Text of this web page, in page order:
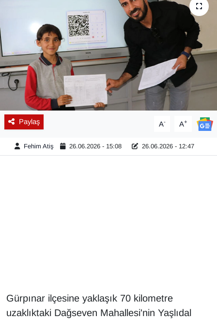
Paylaş A- A+
Fehim Atiş 26.06.2026 - 15:08 26.06.2026 - 12:47
Gürpınar ilçesine yaklaşık 70 kilometre
uzaklıktaki Dağseven Mahallesi'nin Yaşlıdal
EKONOMİ
Eleman
Emlak
En çok konuşulanlar
GENEL
Güncel
Kamu Alımları